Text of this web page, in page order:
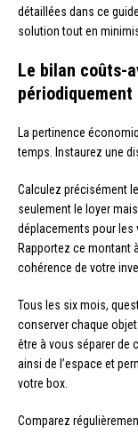
détaillées dans ce
solution tout en
Le bilan coûts-
périodiquement
La pertinence
temps. Instaurez une
Calculez précisément le
seulement le loyer
déplacements pour les
Rapportez ce montant
cohérence de votre
Tous les six mois,
conserver chaque
être à vous séparer de
ainsi de l’espace et
votre box.
Comparez